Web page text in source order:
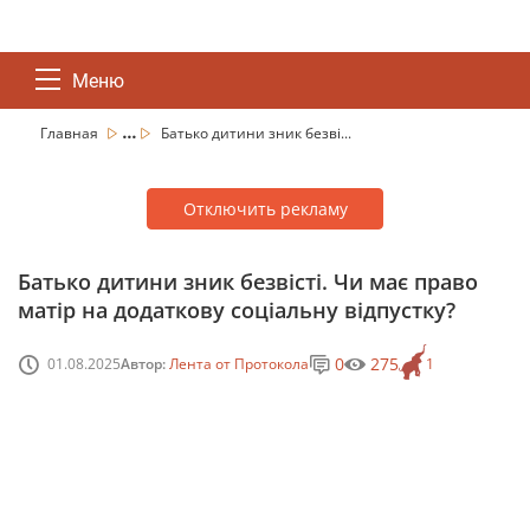
Меню
Главная ... Батько дитини зник безві...
Отключить рекламу
Батько дитини зник безвісті. Чи має право
матір на додаткову соціальну відпустку?
01.08.2025Автор:Лента от Протокола 1
0 275